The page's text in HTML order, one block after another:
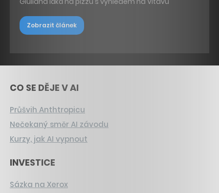
Zobrazit článek
CO SE DĚJE V AI
Průšvih Anthtropicu
Nečekaný směr AI závodu
Kurzy, jak AI vypnout
INVESTICE
Sázka na Xerox